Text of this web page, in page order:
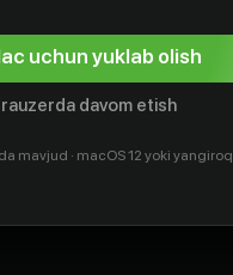
uchun yuklab olish
davom etish
mavjud · macOS 12 yoki yangiroq